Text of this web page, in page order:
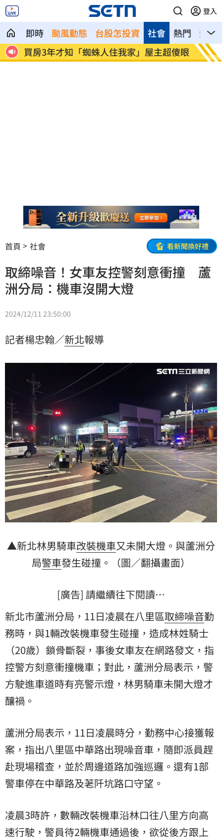
登入
即時 颱風動態 台股怎投資 熱門 影音
社會
家」屋主超傻眼 生日變親人忌日！直升機慶祝墜機
首頁 社會 看新聞換好禮
取締噪音！女車友控警刻意衝撞 蘆
洲分局：機車沒開大燈
2024/12/11 23:50:00
記者楊忠翰／新北報導
▲新北林男騎車改裝機車又未開大燈。與蘆洲分
局警車發生碰撞。（圖／翻攝畫面）
[廣告] 請繼續往下閱讀…
新北市蘆洲分局，11日凌晨在八里區取締噪音勤
務時，與1輛改裝機車發生碰撞，造成林姓騎士
（20歲）鎖骨斷裂，事後女車友在網路發文，指
控警方刻意衝撞機車；對此，蘆洲分局表示，警
方駛進車道時有亮警示燈，林男騎車未開大燈才
釀禍。
蘆洲分局表示，11日凌晨時分，勤務中心接獲報
案，指出八里區中華路出現噪音車，隨即派員趕
赴現場稽查，並於周邊道路加強巡邏。還有1部
警車停在中華路及荖阡坑路口守望。
凌晨3時許，數輛改裝機車沿林口往八里方向高
速行駛，警員待2輛機車通過後，欲從後方跟上